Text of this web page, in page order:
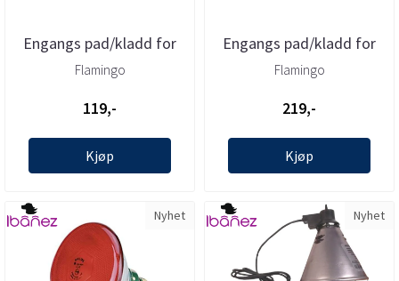
Engangs pad/kladd for
hunder (60x40cm) 10 stk,
Flamingo
119,-
Kjøp
Engangs pad/kladd for
hunder (60x40cm) 20 stk
Flamingo
219,-
Kjøp
Nyhet Nyhet